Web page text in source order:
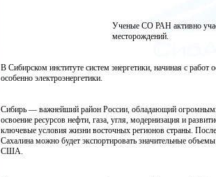
Ученые СО РАН активно
месторождений.
В Сибирском институте систем энергетики, начиная с работ
особенно электроэнергетики.
Сибирь — важнейший район России, обладающий
освоение ресурсов нефти, газа, угля, модернизация и
ключевые условия жизни восточных регионов страны.
Сахалина можно будет экспортировать значительные
США.